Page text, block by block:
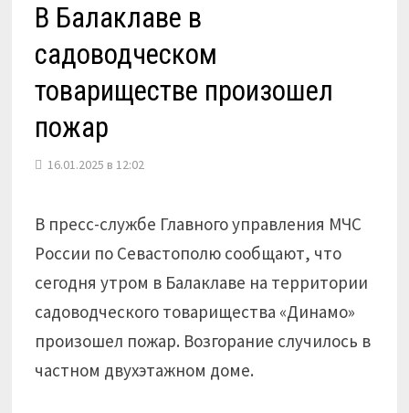
В Балаклаве в
садоводческом
товариществе произошел
пожар
16.01.2025 в 12:02
В пресс-службе Главного управления МЧС
России по Севастополю сообщают, что
сегодня утром в Балаклаве на территории
садоводческого товарищества «Динамо»
произошел пожар. Возгорание случилось в
частном двухэтажном доме.